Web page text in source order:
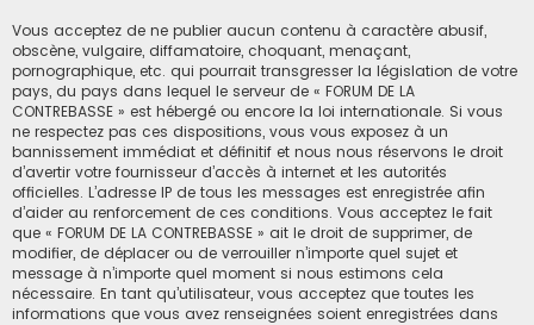
Vous acceptez de ne publier aucun contenu à caractère abusif,
obscène, vulgaire, diffamatoire, choquant, menaçant,
pornographique, etc. qui pourrait transgresser la législation de votre
pays, du pays dans lequel le serveur de « FORUM DE LA
CONTREBASSE » est hébergé ou encore la loi internationale. Si vous
ne respectez pas ces dispositions, vous vous exposez à un
bannissement immédiat et définitif et nous nous réservons le droit
d’avertir votre fournisseur d’accès à internet et les autorités
officielles. L’adresse IP de tous les messages est enregistrée afin
d’aider au renforcement de ces conditions. Vous acceptez le fait
que « FORUM DE LA CONTREBASSE » ait le droit de supprimer, de
modifier, de déplacer ou de verrouiller n’importe quel sujet et
message à n’importe quel moment si nous estimons cela
nécessaire. En tant qu’utilisateur, vous acceptez que toutes les
informations que vous avez renseignées soient enregistrées dans